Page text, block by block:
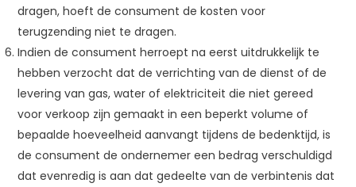
dragen, hoeft de consument de kosten voor
terugzending niet te dragen.
Indien de consument herroept na eerst uitdrukkelijk te
hebben verzocht dat de verrichting van de dienst of de
levering van gas, water of elektriciteit die niet gereed
voor verkoop zijn gemaakt in een beperkt volume of
bepaalde hoeveelheid aanvangt tijdens de bedenktijd, is
de consument de ondernemer een bedrag verschuldigd
dat evenredig is aan dat gedeelte van de verbintenis dat